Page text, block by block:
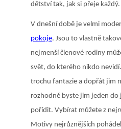
dětství tak, jak si přeje každý.
V dnešní době je velmi
pokoje. Jsou to vlastně
nejmenší členové rodiny
svět, do kterého nikdo
trochu fantazie a dopřát jim
rozhodně byste jim jeden
pořídit. Vybírat můžete z
Motivy nejrůznějších